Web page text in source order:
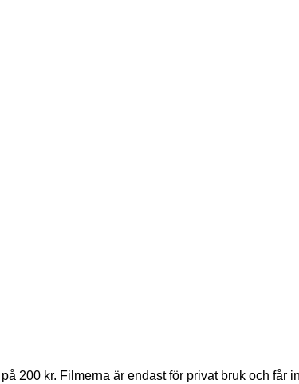
200 kr. Filmerna är endast för privat bruk och får